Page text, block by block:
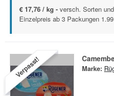
€ 17,76 / kg - versch. Sorten
Einzelpreis ab 3 Packungen 1.99
Verpasst! Marke: